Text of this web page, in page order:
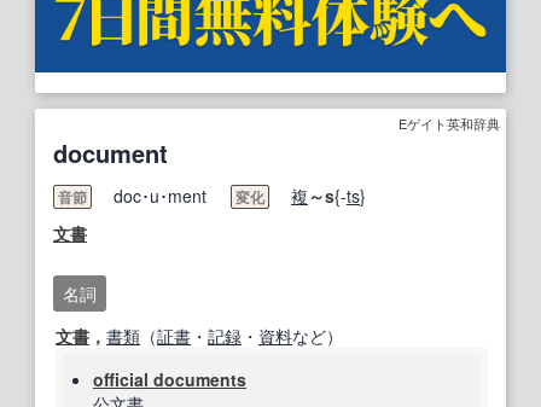
Eゲイト英和辞典
document
音節 doc･u･ment 変化 複 ～s{-ts}
文書
名詞
文書 ， 書類 （証書 ・ 記録 ・ 資料など）
official documents